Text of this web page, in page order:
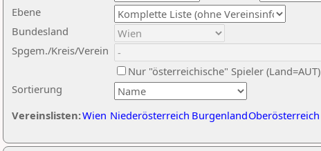
Ebene
Sortierung
Bundesland
Spgem./Kreis/Verein
Nur "österreichische" Spieler (Land=AUT)
Vereinslisten:Wien Niederösterreich BurgenlandOberösterreich